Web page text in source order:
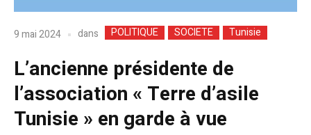
9 mai 2024 dans POLITIQUE SOCIETE Tunisie
L’ancienne présidente de
l’association « Terre d’asile
Tunisie » en garde à vue